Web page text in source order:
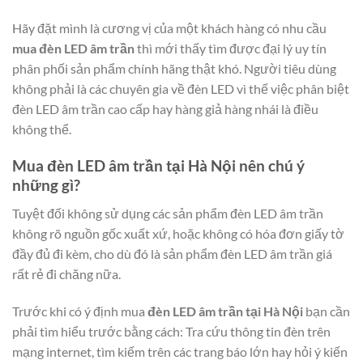
Hãy đặt mình là cương vị của một khách hàng có nhu cầu
mua đèn LED âm trầnthì mới thấy tìm được đại lý uy tín
phân phối sản phẩm chính hãng thật khó. Người tiêu dùng
không phải là các chuyên gia về đèn LED vì thế việc phân biệt
đèn LED âm trần cao cấp hay hàng giả hàng nhái là điều
không thể.
Mua đèn LED âm trần tại Hà Nội nên chú ý
những gì?
Tuyệt đối không sử dụng các sản phẩm đèn LED âm trần
không rõ nguồn gốc xuất xứ, hoặc không có hóa đơn giấy tờ
đầy đủ đi kèm, cho dù đó là sản phẩm đèn LED âm trần giá
rất rẻ đi chăng nữa.
Trước khi có ý định mua đèn LED âm trần tại Hà Nội bạn cần
phải tìm hiểu trước bằng cách: Tra cứu thông tin đèn trên
mạng internet, tìm kiếm trên các trang báo lớn hay hỏi ý kiến